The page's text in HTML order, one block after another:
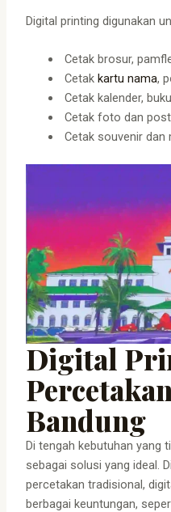
Digital printing digunakan
Cetak brosur,
Cetakkartu nama,
Cetak kalender,
Cetak foto dan
Cetak souvenir dan
Digital
Bandung
Di tengah kebutuhan yang
sebagai solusi yang ideal.
percetakan tradisional,
berbagai keuntungan,